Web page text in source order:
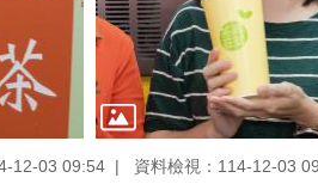
12-03 09:54 資料檢視：114-12-03